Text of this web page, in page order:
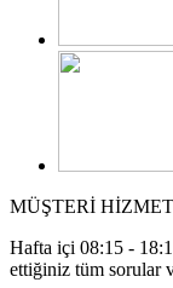
MÜŞTERİ
Hafta içi 08:15 -
ettiğiniz tüm sorular